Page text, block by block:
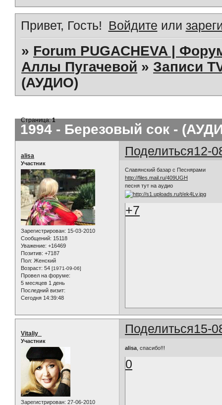
Привет, Гость! Войдите или
» Forum PUGACHEVA |
Аллы Пугачевой »Записи
(АУДИО)
1994 - Березовый сок -
Страница:1
Поделиться12-
alisa
Участник
Зарегистрирован: 15-03-2010
Сообщений: 15118
Уважение: +16469
Позитив: +7187
Пол: Женский
Возраст: 54 [1971-09-06]
Провел на форуме:
5 месяцев 1 день
Последний визит:
Сегодня 14:39:48
Славянский базар с Песнярами
http://files.mail.ru/409UGH
песня тут на аудио
+7
Поделиться15-
Vitaliy_
Участник
Зарегистрирован: 27-06-2010
alisa , спасибо!!!
0